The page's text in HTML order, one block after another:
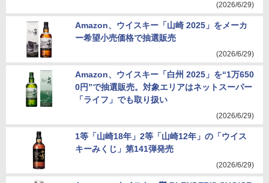
(2026/6/29)
Amazon、ウイスキー「山崎 2025」をメーカ
ー希望小売価格で抽選販売
(2026/6/29)
Amazon、ウイスキー「白州 2025」を“1万650
0円”で抽選販売。対象エリアはネットスーパー
「ライフ」でも取り扱い
(2026/6/29)
1等「山崎18年」2等「山崎12年」の「ウイス
キーみくじ」第141弾発売
(2026/6/29)